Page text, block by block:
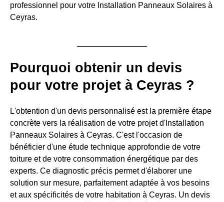
professionnel pour votre Installation Panneaux Solaires à
Ceyras.
Pourquoi obtenir un devis
pour votre projet à Ceyras ?
L'obtention d'un devis personnalisé est la première étape
concrète vers la réalisation de votre projet d'Installation
Panneaux Solaires à Ceyras. C'est l'occasion de
bénéficier d'une étude technique approfondie de votre
toiture et de votre consommation énergétique par des
experts. Ce diagnostic précis permet d'élaborer une
solution sur mesure, parfaitement adaptée à vos besoins
et aux spécificités de votre habitation à Ceyras. Un devis